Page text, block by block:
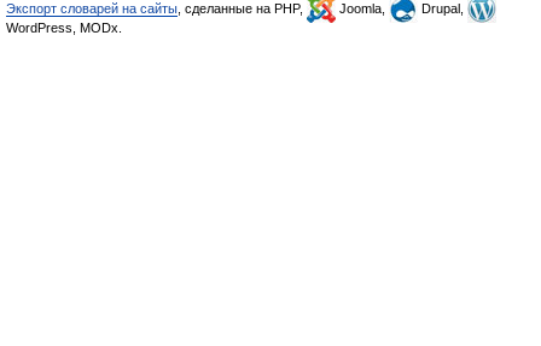
Экспорт словарей на сайты , сделанные на PHP, Joomla,
Drupal,
WordPress, MODx.